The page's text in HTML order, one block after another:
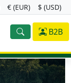
€ (EUR) $ (USD)
B2B